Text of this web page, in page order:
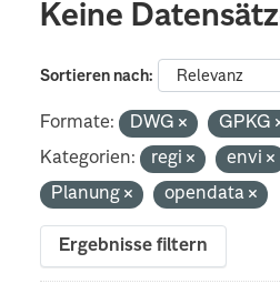
Keine
Sortieren nach
Formate: DWG GPKG
Kategorien:
regi envi
Planung
opendata
Ergebnisse filtern